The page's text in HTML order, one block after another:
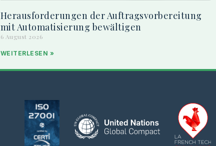
Herausforderungen der Auftragsvorbereitung
mit Automatisierung bewältigen
6 August 2026
WEITERLESEN »